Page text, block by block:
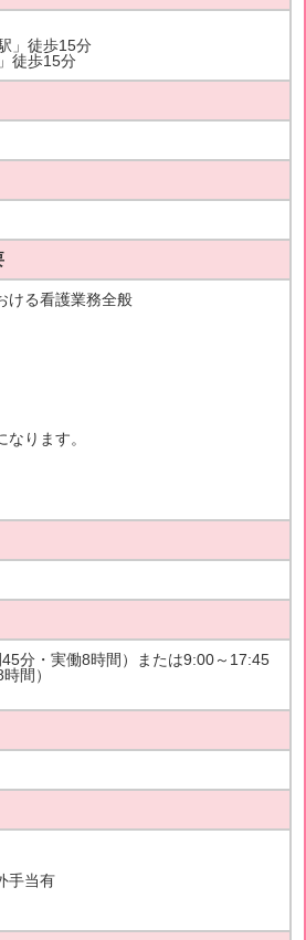
」徒歩15分
徒歩15分
ける看護業務全般
ります。
分・実働8時間）または9:00～17:45
間）
手当有